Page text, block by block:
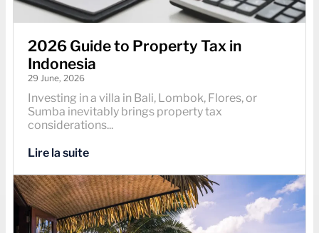
2026 Guide to Property Tax in
Indonesia
29 June, 2026
Investing in a villa in Bali, Lombok, Flores, or
Sumba inevitably brings property tax
considerations...
Lire la suite